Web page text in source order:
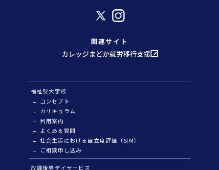
関連サイト
カレッジまどか就労移行支援
福祉型大学校
コンセプト
カリキュラム
利用案内
よくある質問
社会生活における自立度評価（SIM）
ご相談申し込み
放課後等デイサービス